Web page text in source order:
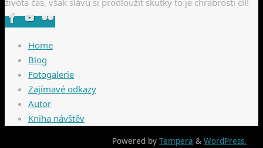
života čas, však slávu si prodloužit skutky to je chrabrosti cíl!
Home
Blog
Fotogalerie
Zajímavé odkazy
Autor
Kniha návštěv
Powered by Tempera & WordPress.